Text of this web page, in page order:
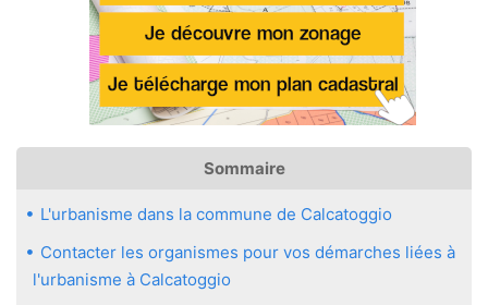
Sommaire
L'urbanisme dans la commune de Calcatoggio
Contacter les organismes pour vos démarches liées à
l'urbanisme à Calcatoggio